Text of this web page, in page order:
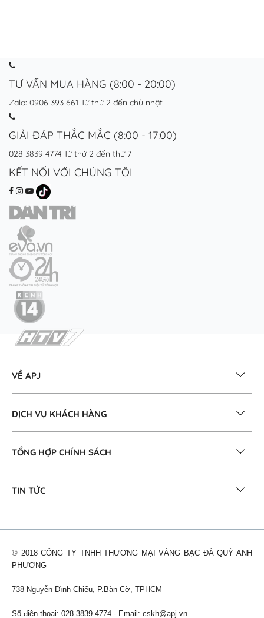
TƯ VẤN MUA HÀNG (8:00 - 20:00)
Zalo: 0906 393 661 Từ thứ 2 đến chủ nhật
GIẢI ĐÁP THẮC MẮC (8:00 - 17:00)
028 3839 4774 Từ thứ 2 đến thứ 7
KẾT NỐI VỚI CHÚNG TÔI
VỀ APJ
DỊCH VỤ KHÁCH HÀNG
TỔNG HỢP CHÍNH SÁCH
TIN TỨC
© 2018 CÔNG TY TNHH THƯƠNG MẠI VÀNG BẠC ĐÁ QUÝ ANH
PHƯƠNG
738 Nguyễn Đình Chiểu, P.Bàn Cờ, TPHCM
Số điện thoại: 028 3839 4774 - Email: cskh@apj.vn